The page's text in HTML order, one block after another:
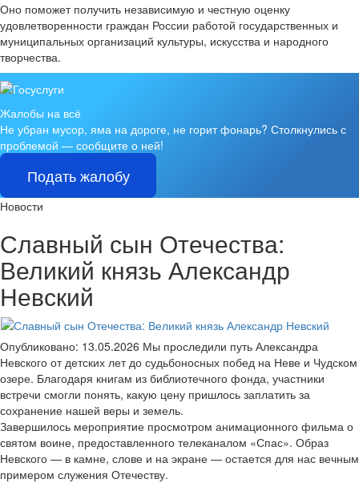
Оно поможет получить независимую и честную оценку
удовлетворенности граждан России работой государственных и
муниципальных организаций культуры, искусства и народного
творчества.
Жалобы на всё
Не убран мусор, яма на дороге, не горит фонарь? Столкнулись с
проблемой — сообщите о ней!
Подать жалобу
Новости
Славный сын Отечества:
Великий князь Александр
Невский
Опубликовано: 13.05.2026 Мы проследили путь Александра
Невского от детских лет до судьбоносных побед на Неве и Чудском
озере. Благодаря книгам из библиотечного фонда, участники
встречи смогли понять, какую цену пришлось заплатить за
сохранение нашей веры и земель.
Завершилось мероприятие просмотром анимационного фильма о
святом воине, предоставленного телеканалом «Спас». Образ
Невского — в камне, слове и на экране — остается для нас вечным
примером служения Отечеству.